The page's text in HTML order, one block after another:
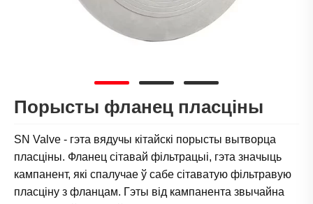
Порысты фланец пласціны
SN Valve - гэта вядучы кітайскі порысты вытворца
пласціны. Фланец сітавай фільтрацыі, гэта значыць
кампанент, які спалучае ў сабе сітаватую фільтравую
пласціну з фланцам. Гэты від кампанента звычайна